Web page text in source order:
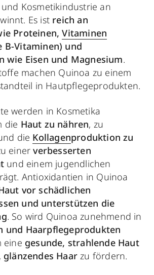
Kosmetikindustrie an
Es ist reich an
Proteinen,Vitaminen
B-Vitaminen) und
wie Eisen und Magnesium.
machen Quinoa zu einem
in Hautpflegeprodukten.
werden in Kosmetika
die Haut zu nähren, zu
die Kollagenproduktion zu
einerverbesserten
und einem jugendlichen
Antioxidantien in Quinoa
vor schädlichen
und unterstützen die
. So wird Quinoa zunehmend in
und Haarpflegeprodukten
eine gesunde, strahlende Haut
Haar zu fördern.